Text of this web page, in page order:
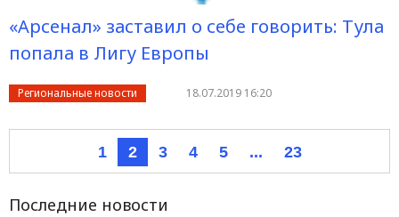
«Арсенал» заставил о себе говорить: Тула
попала в Лигу Европы
Региональные новости 18.07.2019 16:20
1 2 3 4 5 ... 23
Последние новости